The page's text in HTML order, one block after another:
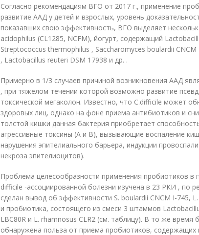
Согласно рекомендациям ВГО от 2017 г., применение
развитие ААД у детей и взрослых, уровень
показавших свою эффективность, ВГО выделяет
acidophilus (CL1285, NCFM), йогурт, содержащий
Streptococcus thermophilus , Saccharomyces boulardii
, Lactobacillus reuteri DSM 17938 и др. .
Примерно в 1/3 случаев причиной возникновения ААД
, при тяжелом течении которой возможно развитие
токсической мегаколон. Известно, что C.difficile может
здоровых лиц, однако на фоне приема антибиотиков и
толстой кишки данная бактерия приобретает
агрессивные токсины (А и В), вызывающие воспаление
нарушения эпителиального барьера, индукции
некроза эпителиоцитов).
Проблема целесообразности применения пробиотиков в
difficile -ассоциированной болезни изучена в 23 РКИ , по
сделан вывод об эффективности S. boulardii CNCM I-745,
и пробиотика, состоящего из смеси 3 штаммов
LBC80R и L. rhamnosus CLR2 (см. таблицу). В то же время
обнаружена польза от приема пробиотиков,